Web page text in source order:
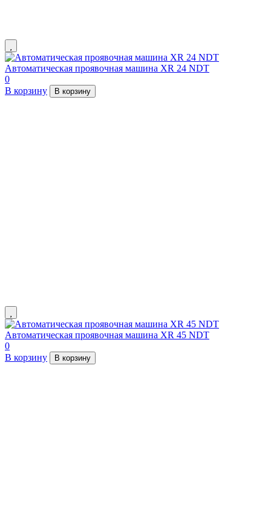
Автоматическая проявочная машина XR 24 NDT
0
В корзину
В корзину
Автоматическая проявочная машина XR 45 NDT
0
В корзину
В корзину